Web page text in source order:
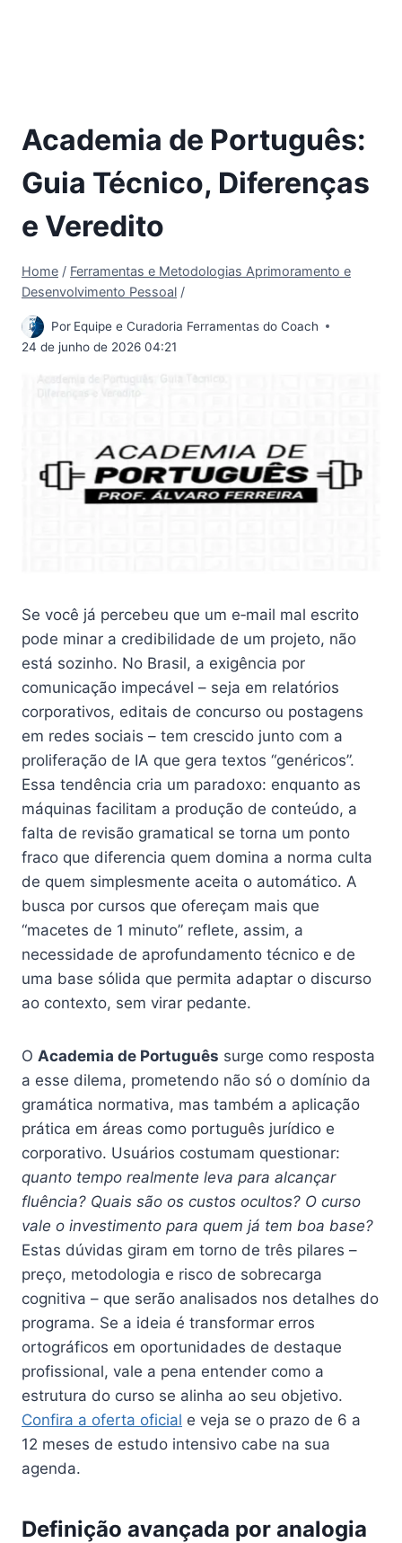
Academia de Português:
Guia Técnico, Diferenças
e Veredito
Home / Ferramentas e Metodologias Aprimoramento e
Desenvolvimento Pessoal /
Por Equipe e Curadoria Ferramentas do Coach
24 de junho de 2026 04:21
Se você já percebeu que um e‑mail mal escrito
pode minar a credibilidade de um projeto, não
está sozinho. No Brasil, a exigência por
comunicação impecável – seja em relatórios
corporativos, editais de concurso ou postagens
em redes sociais – tem crescido junto com a
proliferação de IA que gera textos “genéricos”.
Essa tendência cria um paradoxo: enquanto as
máquinas facilitam a produção de conteúdo, a
falta de revisão gramatical se torna um ponto
fraco que diferencia quem domina a norma culta
de quem simplesmente aceita o automático. A
busca por cursos que ofereçam mais que
“macetes de 1 minuto” reflete, assim, a
necessidade de aprofundamento técnico e de
uma base sólida que permita adaptar o discurso
ao contexto, sem virar pedante.
O Academia de Português surge como resposta
a esse dilema, prometendo não só o domínio da
gramática normativa, mas também a aplicação
prática em áreas como português jurídico e
corporativo. Usuários costumam questionar:
quanto tempo realmente leva para alcançar
fluência? Quais são os custos ocultos? O curso
vale o investimento para quem já tem boa base?
Estas dúvidas giram em torno de três pilares –
preço, metodologia e risco de sobrecarga
cognitiva – que serão analisados nos detalhes do
programa. Se a ideia é transformar erros
ortográficos em oportunidades de destaque
profissional, vale a pena entender como a
estrutura do curso se alinha ao seu objetivo.
Confira a oferta oficial e veja se o prazo de 6 a
12 meses de estudo intensivo cabe na sua
agenda.
Definição avançada por analogia